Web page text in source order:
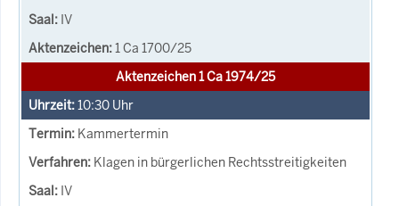
IV
1 Ca 1700/25
Aktenzeichen 1 Ca 1974/25
10:30 Uhr
Kammertermin
Klagen in bürgerlichen Rechtsstreitigkeiten
IV